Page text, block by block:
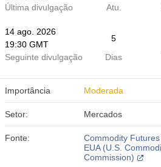
Última divulgação
Atu.
14 ago. 2026
19:30 GMT
5
Seguinte divulgação
Dias
Importância Moderada
Setor: Mercados
Fonte:
Commodity
EUA (U.S.
Commission)